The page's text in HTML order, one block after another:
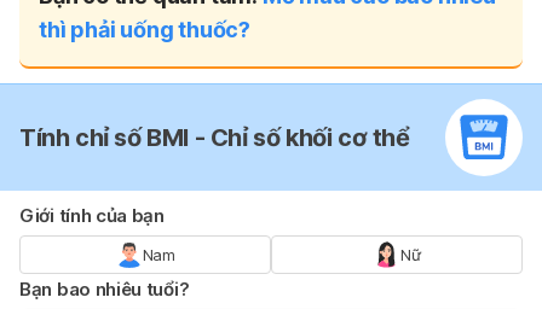
thì phải uống thuốc?
Tính chỉ số BMI - Chỉ số khối cơ thể
Giới tính của bạn
Nam Nữ
Bạn bao nhiêu tuổi?